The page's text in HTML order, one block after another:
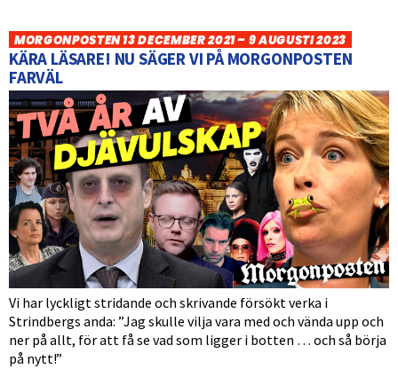
MORGONPOSTEN 13 DECEMBER 2021 – 9 AUGUSTI 2023
KÄRA LÄSARE! NU SÄGER VI PÅ MORGONPOSTEN
FARVÄL
Vi har lyckligt stridande och skrivande försökt verka i
Strindbergs anda: ”Jag skulle vilja vara med och vända upp och
ner på allt, för att få se vad som ligger i botten … och så börja
på nytt!”